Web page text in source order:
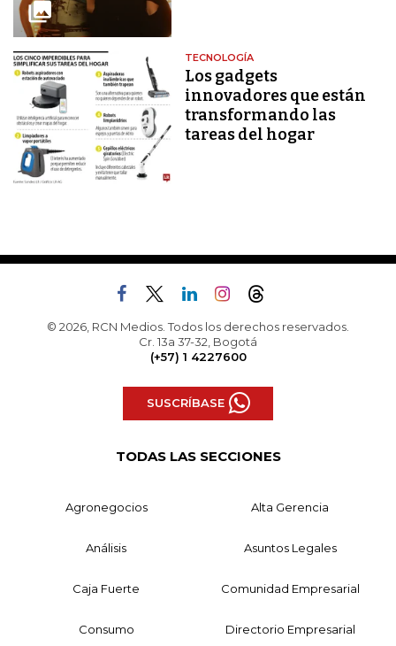
TECNOLOGÍA
Los gadgets
innovadores que están
transformando las
tareas del hogar
© 2026, RCN Medios. Todos los derechos reservados.
Cr. 13a 37-32, Bogotá
(+57) 1 4227600
SUSCRÍBASE
TODAS LAS SECCIONES
Agronegocios Alta Gerencia
Análisis Asuntos Legales
Caja Fuerte Comunidad Empresarial
Consumo Directorio Empresarial